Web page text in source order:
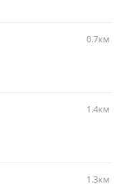
0.7км
1.4км
1.3км